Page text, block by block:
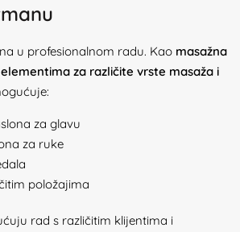
u profesionalnom radu. Kao masažna
za različite vrste masaža i
za glavu
za ruke
položajima
rad s različitim klijentima i